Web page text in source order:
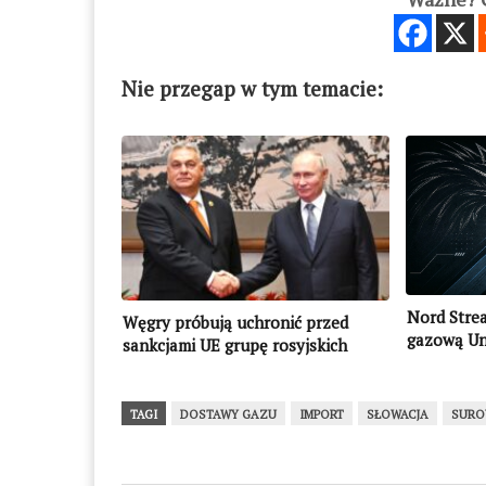
Nie przegap w tym temacie:
Węgry próbują uchronić przed
sankcjami UE grupę rosyjskich
Nord
gazową
TAGI DOSTAWY GAZU IMPORT SŁOWACJA